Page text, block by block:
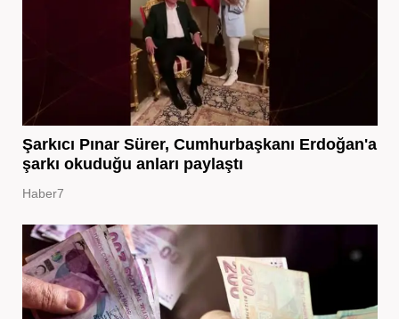
Şarkıcı Pınar Sürer, Cumhurbaşkanı Erdoğan'a
şarkı okuduğu anları paylaştı
Haber7